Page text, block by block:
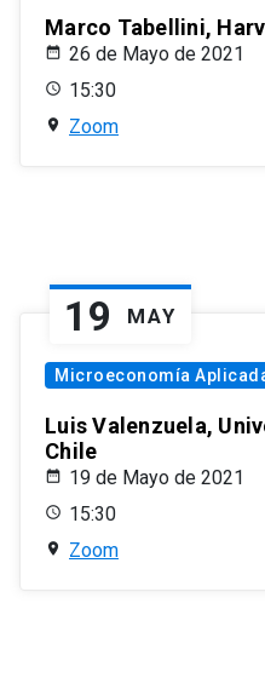
Marco Tabellini,
26 de Mayo de 2021
15:30
Zoom
19 MAY
Microeconomía
Luis Valenzuela,
Chile
19 de Mayo de 2021
15:30
Zoom